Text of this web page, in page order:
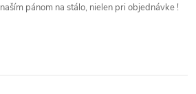
pánom na stálo, nielen pri objednávke !